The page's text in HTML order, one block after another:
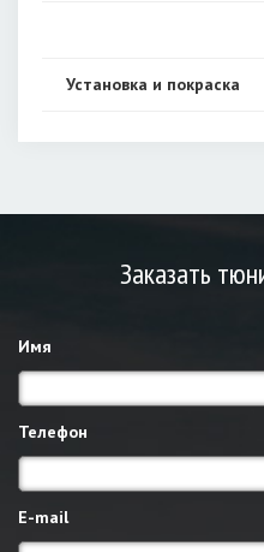
Установка и покраска
Заказать
Имя
Телефон
E-mail